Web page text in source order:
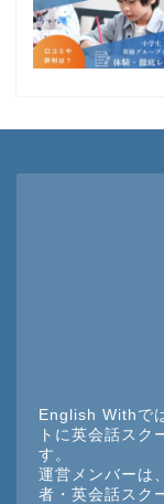
English Withで
トに英会話スク
す。
運営メンバーは
者・英会話スク